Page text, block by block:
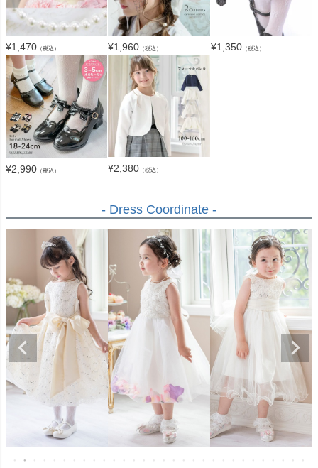
¥1,470 （税込） ¥1,960 （税込） ¥1,350（税込）
¥2,990 （税込） ¥2,380 （税込）
- Dress Coordinate -